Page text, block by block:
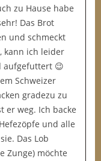
zu Hause habe
Das Brot
und schmeckt
kann ich leider
aufgefuttert 😉
Schweizer
gradezu zu
er weg. Ich backe
und alle
Das Lob
Zunge) möchte